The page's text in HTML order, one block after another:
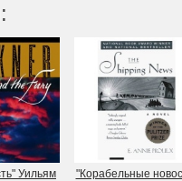
Уильям
"Корабельные